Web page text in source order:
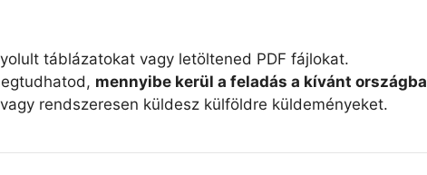
táblázatokat vagy letöltened PDF fájlokat.
mennyibe kerül a feladás a kívánt országba
rendszeresen küldesz külföldre küldeményeket.